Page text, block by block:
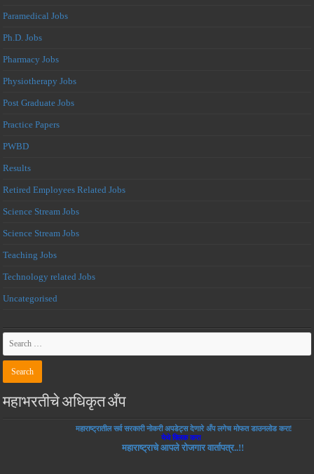
Paramedical Jobs
Ph.D. Jobs
Pharmacy Jobs
Physiotherapy Jobs
Post Graduate Jobs
Practice Papers
PWBD
Results
Retired Employees Related Jobs
Science Stream Jobs
Science Stream Jobs
Teaching Jobs
Technology related Jobs
Uncategorised
महाभरतीचे अधिकृत अँप
महाराष्ट्रातील सर्व सरकारी नोकरी अपडेट्स देणारे अँप लगेच मोफत डाउनलोड करा!
येथे क्लिक करा
महाराष्ट्राचे आपले रोजगार वार्तापत्र..!!